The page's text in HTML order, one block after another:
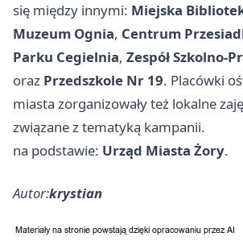
się między innymi: Miejska
Muzeum Ognia, Centrum
Parku Cegielnia, Zespół Szkolno-
oraz Przedszkole Nr 19. Placówki
miasta zorganizowały też lokalne
związane z tematyką kampanii.
na podstawie: Urząd Miasta Żory.
Autor:krystian